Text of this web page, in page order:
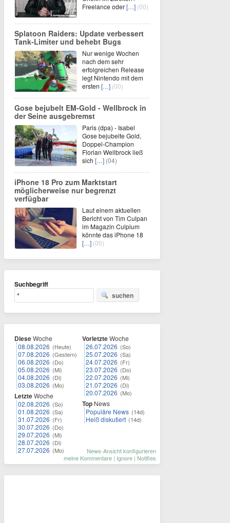
Freelance oder[…] (00)
Splatoon Raiders: Update verbessert
Tank-Limiter und behebt Bugs
Nur wenige Wochen
nach dem sehr
erfolgreichen Release
legt Nintendo mit dem
ersten […] (00)
Gose bejubelt EM-Gold - Wellbrock in
der Seine ausgebremst
Paris (dpa) - Isabel
Gose bejubelte Gold,
Doppel-Champion
Florian Wellbrock ließ
sich […] (04)
iPhone 18 Pro zum Marktstart
möglicherweise nur begrenzt
verfügbar
Laut einem aktuellen
Bericht von Tim Culpan
im Magazin Culpium
könnte das iPhone 18
[…] (00)
Suchbegriff
suchen
DieseWoche
08.08.2026 (Heute)
07.08.2026 (Gestern)
06.08.2026 (Do)
05.08.2026 (Mi)
04.08.2026 (Di)
03.08.2026 (Mo)
LetzteWoche
02.08.2026 (So)
01.08.2026 (Sa)
31.07.2026 (Fr)
30.07.2026 (Do)
29.07.2026 (Mi)
28.07.2026 (Di)
27.07.2026 (Mo)
VorletzteWoche
26.07.2026 (So)
25.07.2026 (Sa)
24.07.2026 (Fr)
23.07.2026 (Do)
22.07.2026 (Mi)
21.07.2026 (Di)
20.07.2026 (Mo)
Top News
Populäre News (14d)
Heiß diskutiert (14d)
News-Ansicht konfigurieren
meine Kommentare | Ignore | Notifies